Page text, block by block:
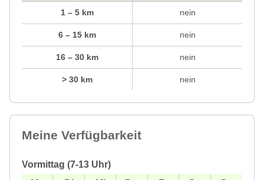
1 – 5 km
6 – 15 km
16 – 30 km
> 30 km
nein
nein
nein
nein
Meine Verfügbarkeit
Vormittag (7-13 Uhr)